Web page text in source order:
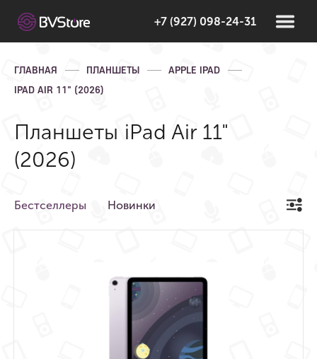
+7 (927) 098-24-31
ГЛАВНАЯ ПЛАНШЕТЫ
APPLE IPAD
IPAD AIR 11" (2026)
Планшеты iPad Air 11"
(2026)
Бестселлеры Новинки